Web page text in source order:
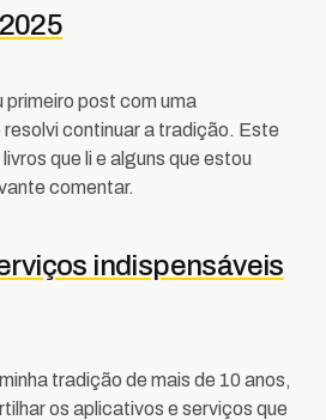
post com uma
continuar a tradição. Este
que li e alguns que estou
comentar.
indispensáveis
tradição de mais de 10 anos,
os aplicativos e serviços que